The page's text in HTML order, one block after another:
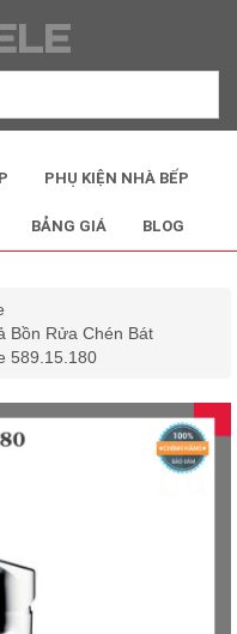
PHỤ KIỆN NHÀ BẾP
BẢNG GIÁ BLOG
Bồn Rửa Chén Bát
589.15.180